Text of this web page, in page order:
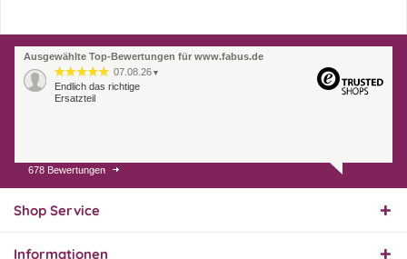
Ausgewählte Top-Bewertungen für www.fabus.de
07.08.26 ▼
Endlich das richtige
Ersatzteil
01.08.26
Innerhalb 2 Tagen Ware
678 Bewertungen
Shop Service
Informationen